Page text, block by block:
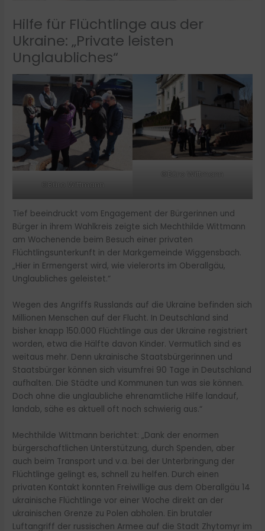
Hilfe für Flüchtlinge aus der
Ukraine: „Private leisten
Unglaubliches“
©Büro Wittmann
©Büro Wittmann
Tief beeindruckt vom Engagement der Bürgerinnen und
Bürger in ihrem Wahlkreis zeigte sich Mechthilde Wittmann
am Wochenende beim Besuch einer privaten
Flüchtlingsunterkunft in der Markgemeinde Wiggensbach.
„Hier in Ermengerst wird, wie vielerorts im Oberallgäu,
Unglaubliches geleistet.“
Wegen des Angriffs Russlands auf die Ukraine befinden sich
Millionen Menschen auf der Flucht. In Deutschland sind
bisher knapp 150.000 Flüchtlinge aus der Ukraine registriert
worden, etwa die Hälfte davon Kinder. Vermutlich sind es
weitaus mehr. Denn ukrainische Staatsbürgerinnen und
Staatsbürger können sich visumfrei 90 Tage in Deutschland
aufhalten. Die Städte und Kommunen tun was sie können.
Doch ohne die unglaubliche ehrenamtliche Hilfe landauf,
landab, sähe es aktuell oft noch schwierig aus.“
Mechthilde Wittmann berichtet: „Dank der enormen
bürgerschaftlichen Unterstützung, durch Spenden, aber
auch beim Transport und v.a. bei der Unterbringung der
Flüchtlinge gelingt es, schnell zu helfen. Durch einen
privaten Kontakt konnten Freiwillige aus dem Oberallgäu 14
ukrainische Flüchtlinge vor einer Woche direkt an der
ukrainischen Grenze zu Polen abholen. Ein brutaler
Luftangriff der russischen Armee auf die Stadt Zhytomyr im